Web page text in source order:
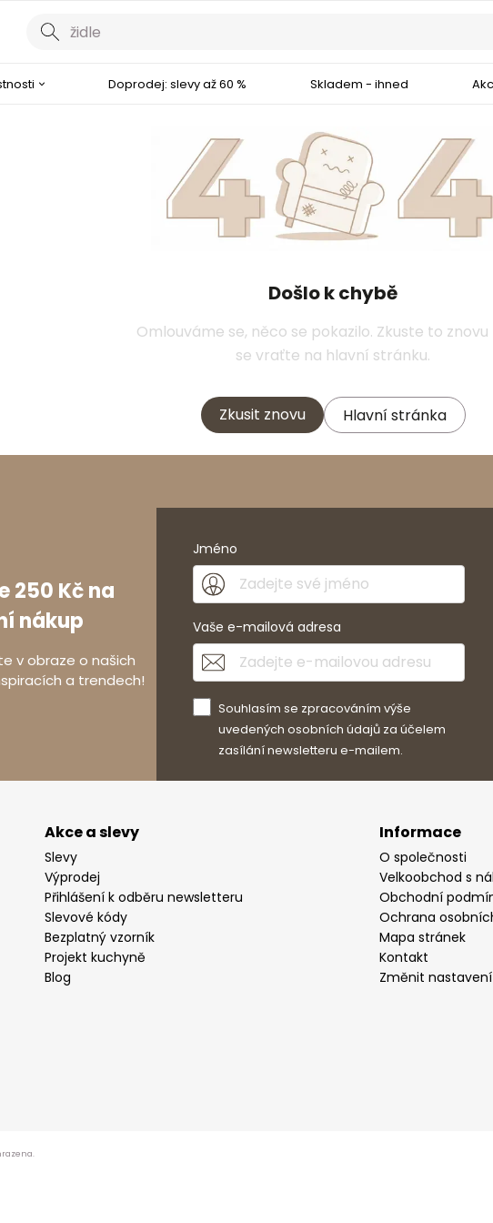
Doprodej: slevy až 60 % Skladem - ihned
Došlo k chybě
Omlouváme se, něco se pokazilo. Zkuste to
se vraťte na hlavní stránku.
Zkusit znovu Hlavní stránka
250 Kč na
nákup
v obraze o našich
a trendech!
Jméno
Vaše e-mailová adresa
Souhlasím se zpracováním výše
uvedených osobních údajů za účelem
zasílání newsletteru e-mailem.
Akce a slevy
Slevy
Výprodej
Přihlášení k odběru newsletteru
Slevové kódy
Bezplatný vzorník
Projekt kuchyně
Blog
Informace
O společnosti
Velkoobchod s
Obchodní
Ochrana
Mapa stránek
Kontakt
Změnit